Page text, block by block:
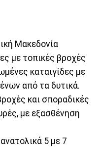
Μακεδονία
με τοπικές βροχές
καταιγίδες με
από τα δυτικά.
και σποραδικές
με εξασθένηση
5 με 7